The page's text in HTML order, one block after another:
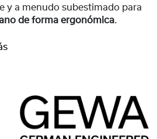
y a menudo subestimado para
de forma ergonómica.